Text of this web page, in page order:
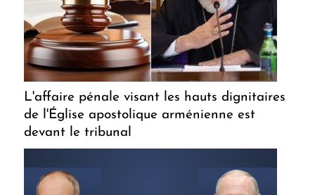
L'affaire pénale visant les hauts dignitaires
de l'Église apostolique arménienne est
devant le tribunal